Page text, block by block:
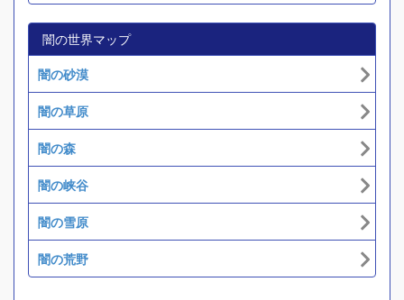
闇の世界マップ
闇の砂漠
闇の草原
闇の森
闇の峡谷
闇の雪原
闇の荒野